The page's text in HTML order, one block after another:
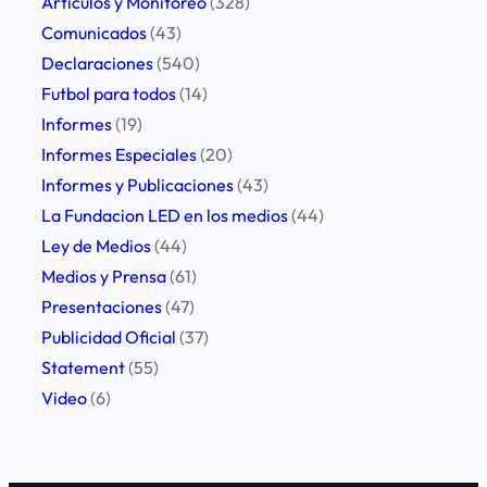
x
p
r
e
s
i
ó
n
d
e
l
a
O
a
p
o
a
Comunicados(43)
Declaraciones(540)
Futbol para todos(14)
Informes(19)
Informes Especiales(20)
Informes y Publicaciones(43)
La Fundacion LED en los medios(44)
Ley de Medios(44)
Medios y Prensa(61)
Presentaciones(47)
Publicidad Oficial (37)
Statement(55)
Video(6)